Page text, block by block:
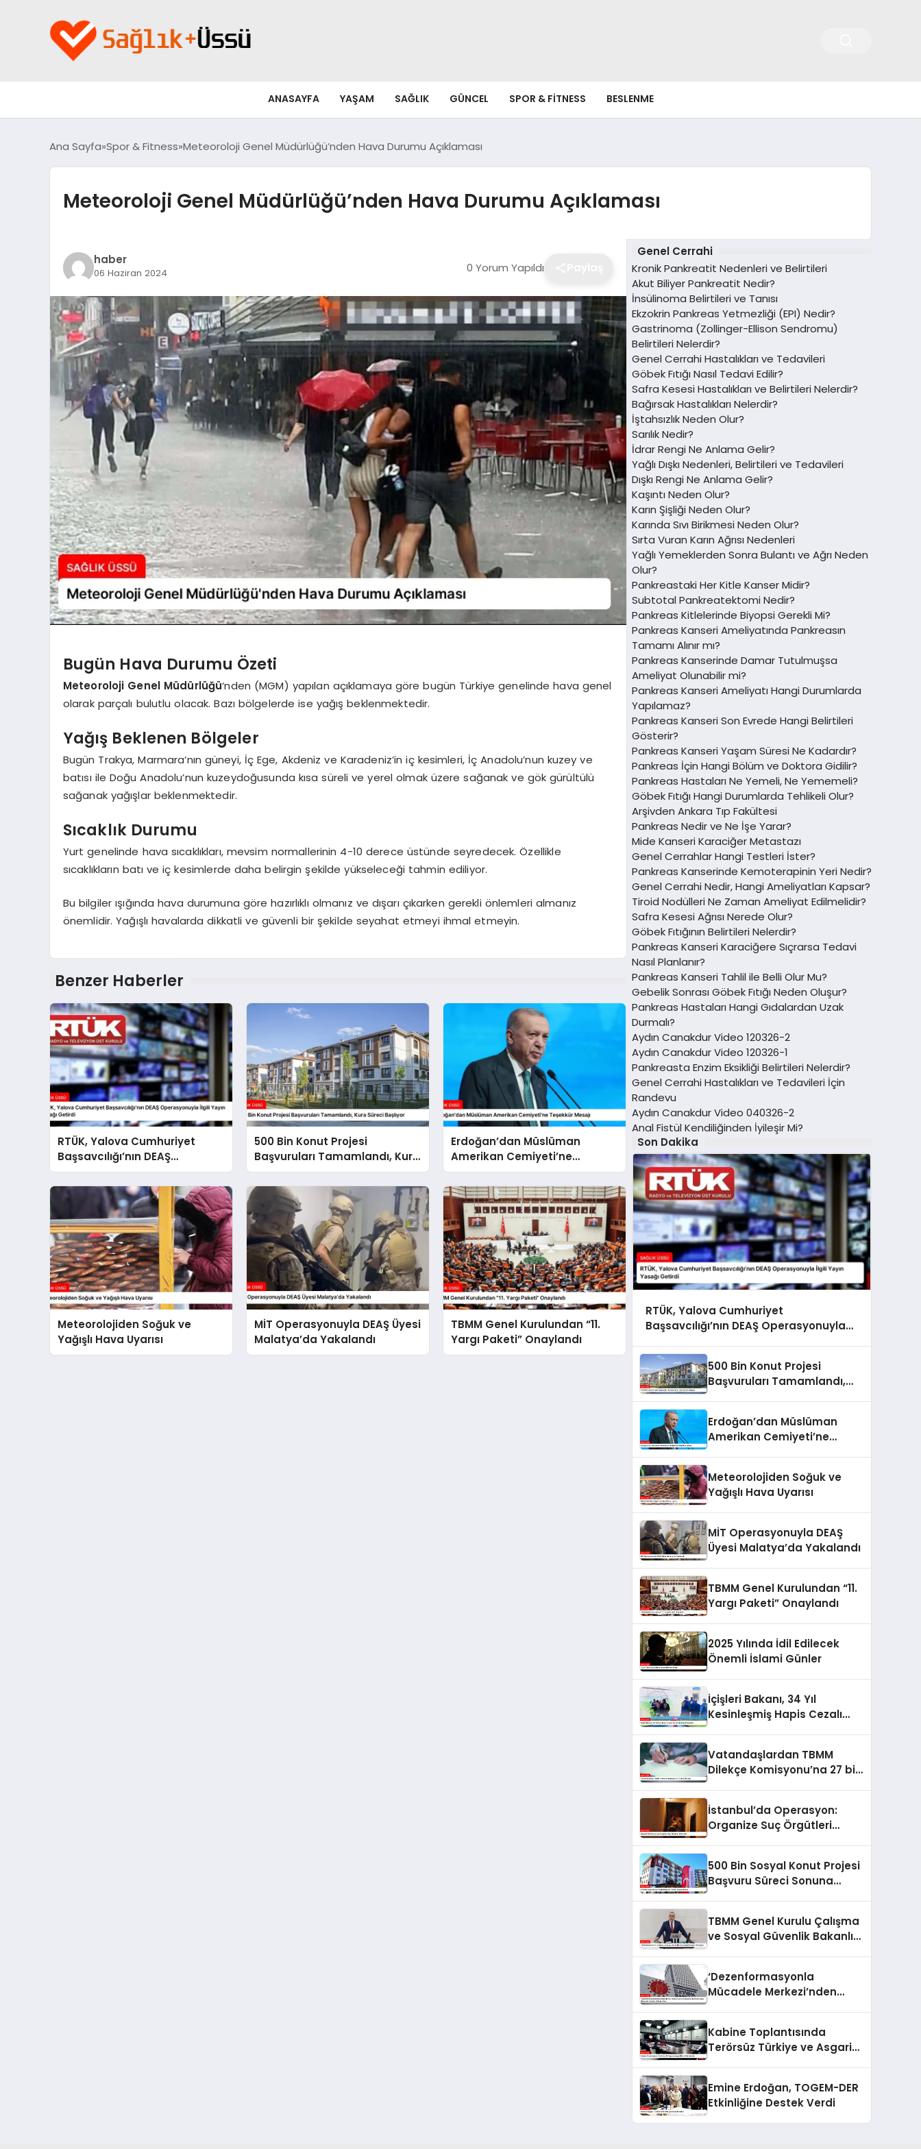
ANASAYFA YAŞAM SAĞLIK GÜNCEL SPOR & FITNESS BESLENME
Ana Sayfa Spor & Fitness Meteoroloji Genel Müdürlüğü’nden Hava Durumu Açıklaması
Meteoroloji Genel Müdürlüğü’nden Hava Durumu Açıklaması
haber
06 Haziran 2024 0 Yorum Yapıldı
Bugün Hava Durumu Özeti
Meteoroloji Genel Müdürlüğü‘nden (MGM) yapılan açıklamaya göre bugün Türkiye genelinde hava genel
olarak parçalı bulutlu olacak. Bazı bölgelerde ise yağış beklenmektedir.
Yağış Beklenen Bölgeler
Bugün Trakya, Marmara’nın güneyi, İç Ege, Akdeniz ve Karadeniz’in iç kesimleri, İç Anadolu’nun kuzey ve
batısı ile Doğu Anadolu’nun kuzeydoğusunda kısa süreli ve yerel olmak üzere sağanak ve gök gürültülü
sağanak yağışlar beklenmektedir.
Sıcaklık Durumu
Yurt genelinde hava sıcaklıkları, mevsim normallerinin 4-10 derece üstünde seyredecek. Özellikle
sıcaklıkların batı ve iç kesimlerde daha belirgin şekilde yükseleceği tahmin ediliyor.
Bu bilgiler ışığında hava durumuna göre hazırlıklı olmanız ve dışarı çıkarken gerekli önlemleri almanız
önemlidir. Yağışlı havalarda dikkatli ve güvenli bir şekilde seyahat etmeyi ihmal etmeyin.
Benzer Haberler
RTÜK, Yalova Cumhuriyet
Başsavcılığı’nın DEAŞ
Operasyonuyla İlgili Yayın
Yasağı Getirdi
500 Bin Konut Projesi
Başvuruları Tamamlandı, Kura
Süreci Başlıyor
Erdoğan’dan Müslüman
Amerikan Cemiyeti’ne
Teşekkür Mesajı
Meteorolojiden Soğuk ve
Yağışlı Hava Uyarısı
MİT Operasyonuyla DEAŞ Üyesi
Malatya’da Yakalandı
TBMM Genel Kurulundan “11.
Yargı Paketi” Onaylandı
Genel Cerrahi
Kronik Pankreatit Nedenleri ve Belirtileri
Akut Biliyer Pankreatit Nedir?
İnsülinoma Belirtileri ve Tanısı
Ekzokrin Pankreas Yetmezliği (EPI) Nedir?
Gastrinoma (Zollinger-Ellison Sendromu)
Belirtileri Nelerdir?
Genel Cerrahi Hastalıkları ve Tedavileri
Göbek Fıtığı Nasıl Tedavi Edilir?
Safra Kesesi Hastalıkları ve Belirtileri Nelerdir?
Bağırsak Hastalıkları Nelerdir?
İştahsızlık Neden Olur?
Sarılık Nedir?
İdrar Rengi Ne Anlama Gelir?
Yağlı Dışkı Nedenleri, Belirtileri ve Tedavileri
Dışkı Rengi Ne Anlama Gelir?
Kaşıntı Neden Olur?
Karın Şişliği Neden Olur?
Karında Sıvı Birikmesi Neden Olur?
Sırta Vuran Karın Ağrısı Nedenleri
Yağlı Yemeklerden Sonra Bulantı ve Ağrı Neden
Olur?
Pankreastaki Her Kitle Kanser Midir?
Subtotal Pankreatektomi Nedir?
Pankreas Kitlelerinde Biyopsi Gerekli Mi?
Pankreas Kanseri Ameliyatında Pankreasın
Tamamı Alınır mı?
Pankreas Kanserinde Damar Tutulmuşsa
Ameliyat Olunabilir mi?
Pankreas Kanseri Ameliyatı Hangi Durumlarda
Yapılamaz?
Pankreas Kanseri Son Evrede Hangi Belirtileri
Gösterir?
Pankreas Kanseri Yaşam Süresi Ne Kadardır?
Pankreas İçin Hangi Bölüm ve Doktora Gidilir?
Pankreas Hastaları Ne Yemeli, Ne Yememeli?
Göbek Fıtığı Hangi Durumlarda Tehlikeli Olur?
Arşivden Ankara Tıp Fakültesi
Pankreas Nedir ve Ne İşe Yarar?
Mide Kanseri Karaciğer Metastazı
Genel Cerrahlar Hangi Testleri İster?
Pankreas Kanserinde Kemoterapinin Yeri Nedir?
Genel Cerrahi Nedir, Hangi Ameliyatları Kapsar?
Tiroid Nodülleri Ne Zaman Ameliyat Edilmelidir?
Safra Kesesi Ağrısı Nerede Olur?
Göbek Fıtığının Belirtileri Nelerdir?
Pankreas Kanseri Karaciğere Sıçrarsa Tedavi
Nasıl Planlanır?
Pankreas Kanseri Tahlil ile Belli Olur Mu?
Gebelik Sonrası Göbek Fıtığı Neden Oluşur?
Pankreas Hastaları Hangi Gıdalardan Uzak
Durmalı?
Aydın Canakdur Video 120326-2
Aydın Canakdur Video 120326-1
Pankreasta Enzim Eksikliği Belirtileri Nelerdir?
Genel Cerrahi Hastalıkları ve Tedavileri İçin
Randevu
Aydın Canakdur Video 040326-2
Anal Fistül Kendiliğinden İyileşir Mi?
Son Dakika
RTÜK, Yalova Cumhuriyet
Başsavcılığı’nın DEAŞ Operasyonuyla
500 Bin Konut Projesi
Başvuruları Tamamlandı,
Erdoğan’dan Müslüman
Amerikan Cemiyeti’ne
Meteorolojiden Soğuk ve
Yağışlı Hava Uyarısı
MİT Operasyonuyla DEAŞ
Üyesi Malatya’da Yakalandı
TBMM Genel Kurulundan “11.
Yargı Paketi” Onaylandı
2025 Yılında İdil Edilecek
Önemli İslami Günler
İçişleri Bakanı, 34 Yıl
Kesinleşmiş Hapis Cezalı
Vatandaşlardan TBMM
Dilekçe Komisyonu’na 27 bin
İstanbul’da Operasyon:
Organize Suç Örgütleri
500 Bin Sosyal Konut Projesi
Başvuru Süreci Sonuna
TBMM Genel Kurulu Çalışma
ve Sosyal Güvenlik Bakanlığı
‘Dezenformasyonla
Mücadele Merkezi’nden
İddialara Son
Kabine Toplantısında
Terörsüz Türkiye ve Asgari
Emine Erdoğan, TOGEM-DER
Etkinliğine Destek Verdi